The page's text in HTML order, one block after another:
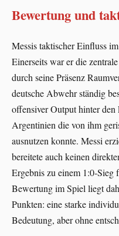
Bewertung und
Messis taktischer Einfluss
Einerseits war er die
durch seine Präsenz
deutsche Abwehr ständig
offensiver Output hinter
Argentinien die von ihm
ausnutzen konnte. Messi
bereitete auch keinen
Ergebnis zu einem
Bewertung im Spiel liegt
Punkten: eine starke
Bedeutung, aber ohne